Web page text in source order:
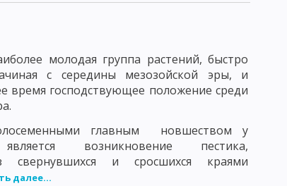
молодая группа растений, быстро
с середины мезозойской эры, и
время господствующее положение среди
главным новшеством у
возникновение пестика,
свернувшихся и сросшихся краями
далее...